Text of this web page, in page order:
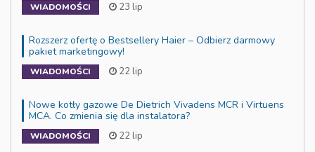
WIADOMOŚCI 23 lip
Rozszerz ofertę o Bestsellery Haier – Odbierz darmowy
pakiet marketingowy!
WIADOMOŚCI 22 lip
Nowe kotły gazowe De Dietrich Vivadens MCR i Virtuens
MCA. Co zmienia się dla instalatora?
WIADOMOŚCI 22 lip